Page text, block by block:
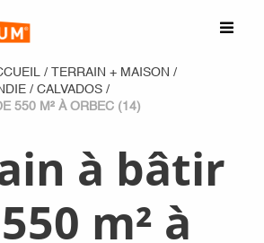
/ TERRAIN + MAISON /
/ CALVADOS /
550 M² À ORBEC (14)
à bâtir
m² à